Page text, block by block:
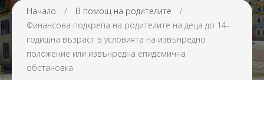
Проекти и дейности
Седмично разписание
Начало / В помощ на родителите
/
Финансова подкрепа на родителите на деца до 14-
годишна възраст в условията на извънредно
положение или извънредна епидемична
обстановка